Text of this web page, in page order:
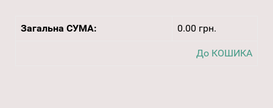
Загальна СУМА: 0.00 грн.
До КОШИКА